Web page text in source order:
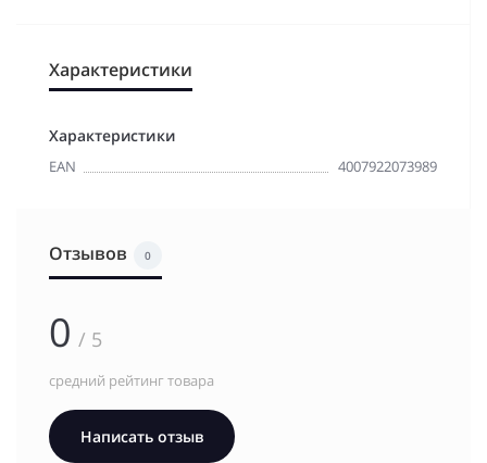
Характеристики
Характеристики
EAN 4007922073989
Отзывов 0
0 / 5
средний рейтинг товара
Написать отзыв